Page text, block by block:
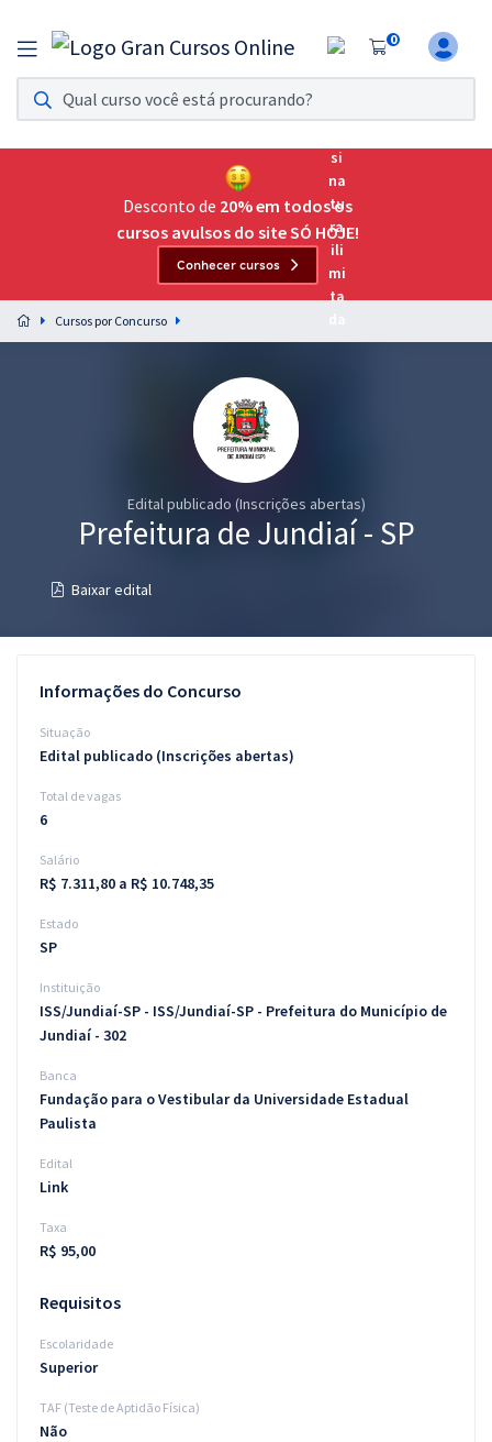
0
Assinatura Ilimitada 11
Acesso a todos os cursos. Teste grátis por 7 dias!
Assinatura OAB Até Passar
Acesso ilimitado a toda preparação para o Exame da
Preparação completa e intensiva para as principais
residências em saúde do Brasil
Conteúdo gratuito
Aprovados
Desconto de 20% em todos os
cursos avulsos do site SÓ HOJE!
Conhecer cursos
Cursos por Concurso
Edital publicado (Inscrições abertas)
Prefeitura de Jundiaí - SP
Baixar edital
Informações do Concurso
Situação
Edital publicado (Inscrições abertas)
Total de vagas
6
Salário
R$ 7.311,80 a R$ 10.748,35
Estado
SP
Instituição
ISS/Jundiaí-SP - ISS/Jundiaí-SP - Prefeitura do Município de
Jundiaí - 302
Banca
Fundação para o Vestibular da Universidade Estadual
Paulista
Edital
Link
Taxa
R$ 95,00
Requisitos
Escolaridade
Superior
TAF (Teste de Aptidão Física)
Não